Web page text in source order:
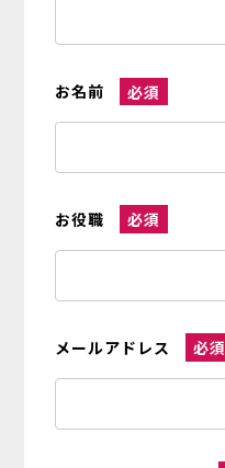
お名前 必須
お役職 必須
メールアドレス 必須